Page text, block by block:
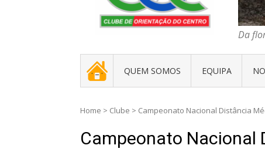
Da
. _ . QUEM SOMOS EQUIPA
Home > Clube > Campeonato Nacional Distância
Campeonato Nacional